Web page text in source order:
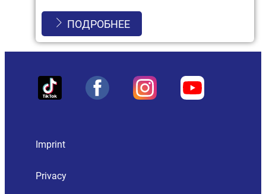
ПОДРОБНЕЕ
Imprint
Privacy